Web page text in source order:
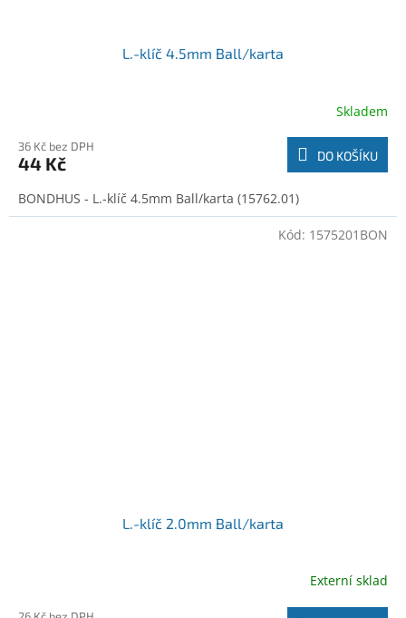
L.-klíč 4.5mm Ball/karta
Skladem
36 Kč bez DPH
44 Kč DO KOŠÍKU
BONDHUS - L.-klíč 4.5mm Ball/karta (15762.01)
L.-klíč 2.0mm Ball/karta
Externí sklad
Kód: 1575201BON